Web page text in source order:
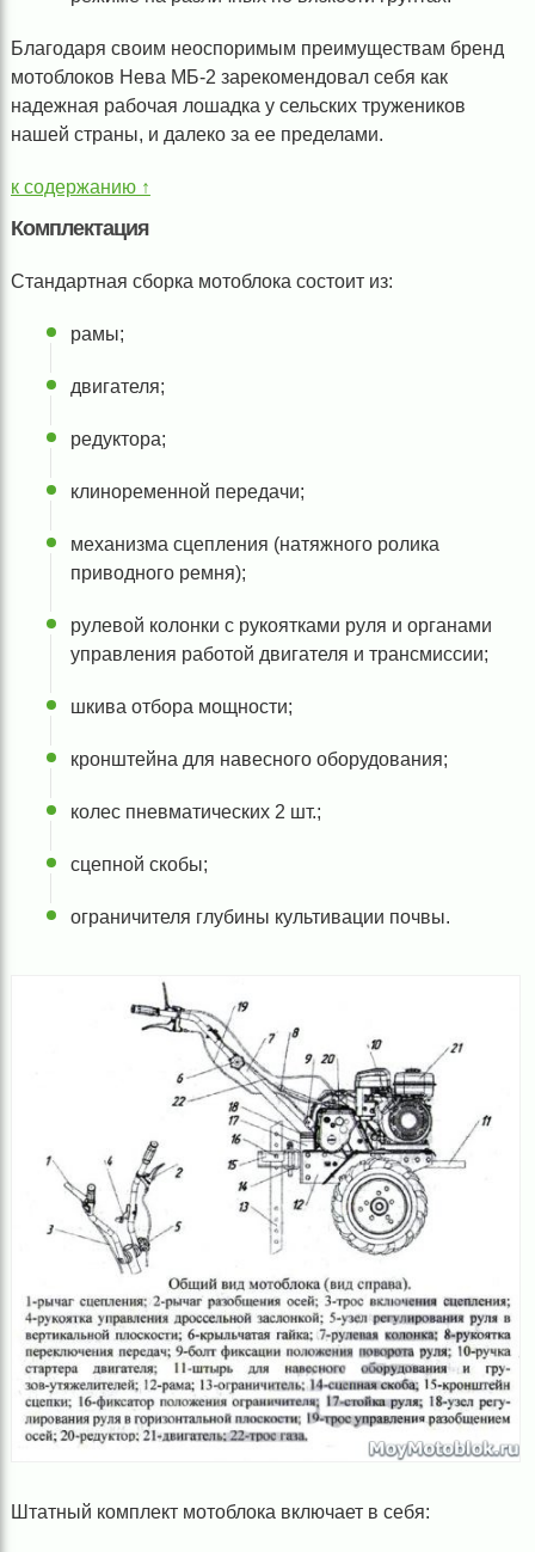
Благодаря своим неоспоримым преимуществам бренд
мотоблоков Нева МБ-2 зарекомендовал себя как
надежная рабочая лошадка у сельских тружеников
нашей страны, и далеко за ее пределами.
к содержанию ↑
Комплектация
Стандартная сборка мотоблока состоит из:
рамы;
двигателя;
редуктора;
клиноременной передачи;
механизма сцепления (натяжного ролика
приводного ремня);
рулевой колонки с рукоятками руля и органами
управления работой двигателя и трансмиссии;
шкива отбора мощности;
кронштейна для навесного оборудования;
колес пневматических 2 шт.;
сцепной скобы;
ограничителя глубины культивации почвы.
Штатный комплект мотоблока включает в себя: